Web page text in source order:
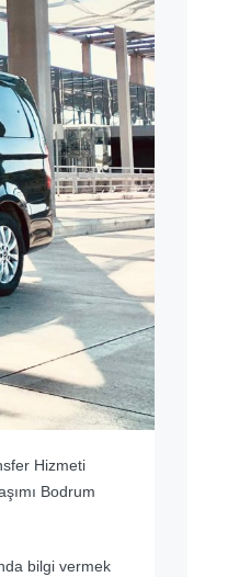
Hizmeti
Bodrum
bilgi vermek